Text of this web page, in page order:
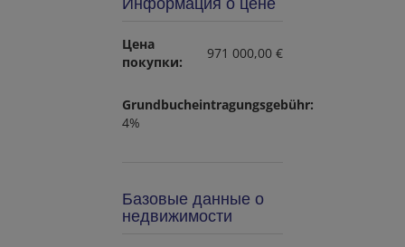
Цена
покупки:
971 000,00 €
Grundbucheintragungsgebühr:
4%
Базовые данные о
недвижимости